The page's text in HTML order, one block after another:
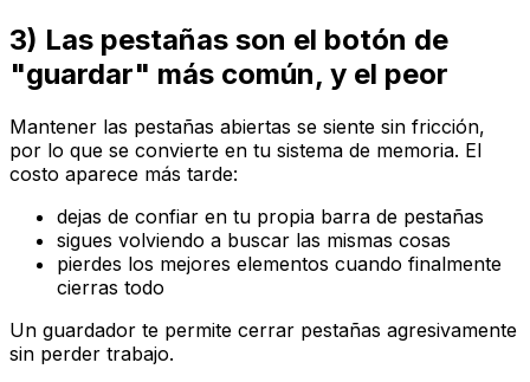
3) Las pestañas son el botón de
"guardar" más común, y el peor
Mantener las pestañas abiertas se siente sin fricción,
por lo que se convierte en tu sistema de memoria. El
costo aparece más tarde:
dejas de confiar en tu propia barra de pestañas
sigues volviendo a buscar las mismas cosas
pierdes los mejores elementos cuando finalmente
cierras todo
Un guardador te permite cerrar pestañas agresivamente
sin perder trabajo.